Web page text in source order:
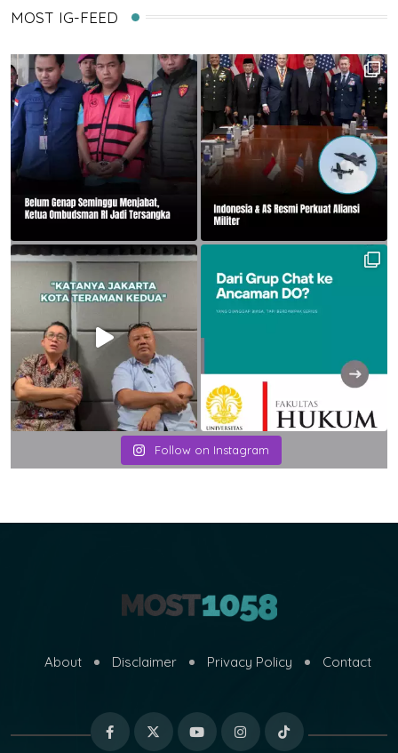
MOST IG-FEED
Follow on Instagram
About Disclaimer Privacy Policy Contact